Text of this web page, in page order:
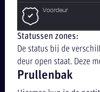
Statussen zones:
De status bij de
deur open staat. Deze
Prullenbak